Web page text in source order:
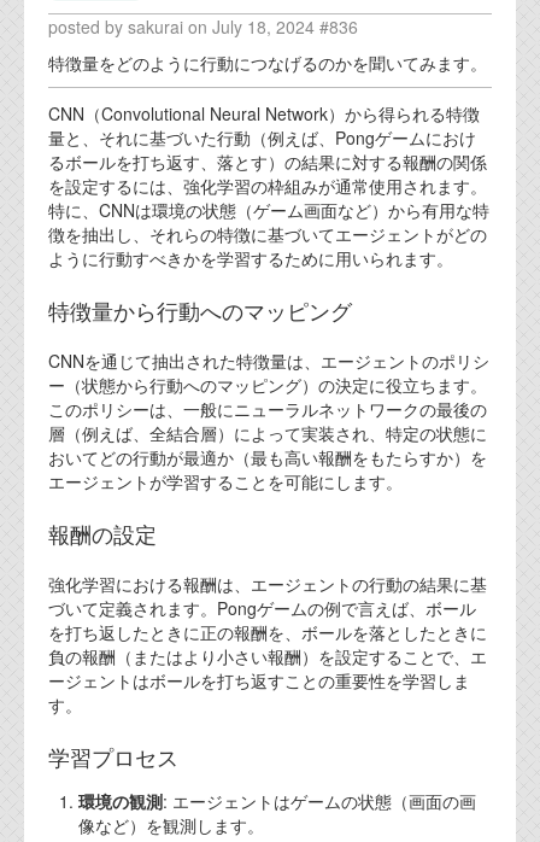
posted by sakurai on July 18, 2024 #836
特徴量をどのように行動につなげるのかを聞いてみます。
CNN（Convolutional Neural Network）から得られる特徴
量と、それに基づいた行動（例えば、Pongゲームにおけ
るボールを打ち返す、落とす）の結果に対する報酬の関係
を設定するには、強化学習の枠組みが通常使用されます。
特に、CNNは環境の状態（ゲーム画面など）から有用な特
徴を抽出し、それらの特徴に基づいてエージェントがどの
ように行動すべきかを学習するために用いられます。
特徴量から行動へのマッピング
CNNを通じて抽出された特徴量は、エージェントのポリシ
ー（状態から行動へのマッピング）の決定に役立ちます。
このポリシーは、一般にニューラルネットワークの最後の
層（例えば、全結合層）によって実装され、特定の状態に
おいてどの行動が最適か（最も高い報酬をもたらすか）を
エージェントが学習することを可能にします。
報酬の設定
強化学習における報酬は、エージェントの行動の結果に基
づいて定義されます。Pongゲームの例で言えば、ボール
を打ち返したときに正の報酬を、ボールを落としたときに
負の報酬（またはより小さい報酬）を設定することで、エ
ージェントはボールを打ち返すことの重要性を学習しま
す。
学習プロセス
環境の観測: エージェントはゲームの状態（画面の画
像など）を観測します。